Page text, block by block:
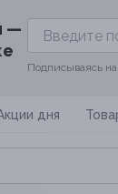
—
Подписываясь
дня